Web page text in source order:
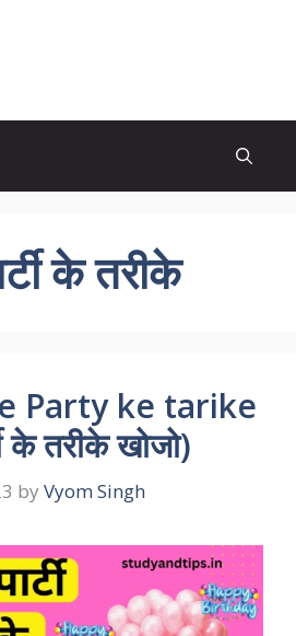
के तरीके
Party ke tarike
के तरीके खोजो)
by Vyom Singh